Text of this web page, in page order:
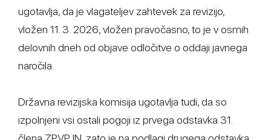
ugotavlja, da je vlagateljev zahtevek za revizijo,
vložen 11. 3. 2026, vložen pravočasno, to je v osmih
delovnih dneh od objave odločitve o oddaji javnega
naročila.
Državna revizijska komisija ugotavlja tudi, da so
izpolnjeni vsi ostali pogoji iz prvega odstavka 31.